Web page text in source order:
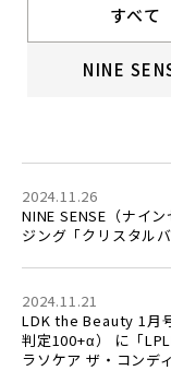
すべて
NINE
2024.11.26
NINE SENSE（ナイ
ジング「クリスタル
2024.11.21
LDK the Beauty 1月
判定100+α） に「
ラソケア ザ・コンデ